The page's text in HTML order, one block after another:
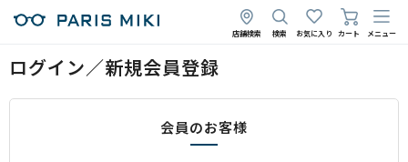
店舗検索 検索 お気に入り カート メニュー
ログイン／新規会員登録
会員のお客様